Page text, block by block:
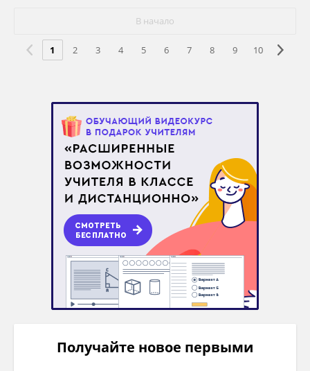
В начало
1 2 3 4 5 6 7 8 9 10
Получайте новое первыми